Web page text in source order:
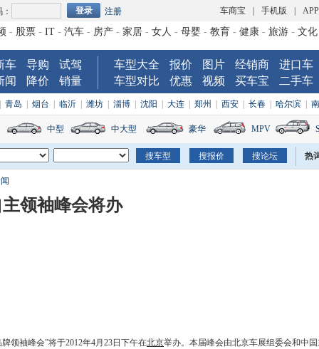
注册 车商宝 手机版
- 股票 - IT - 汽车 - 房产 - 家居 - 女人 - 母婴 - 教育 - 健康 - 旅游 - 文化
车 导购
试驾
闻
降价 销量
车型大全 报价 图片 经销商
进口车
车型对比
优惠 视频 买车宝 二手车
青岛 烟台 临沂 潍坊 淄博 沈阳 大连 郑州 西安 长春 哈尔滨
中型 中大型 豪华 MPV
热
领袖峰会将办
袖峰会”将于2012年4月23日下午在北京举办。本届峰会由北京车展组委会和中